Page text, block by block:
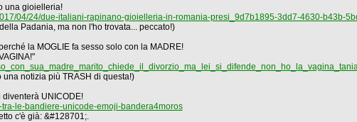
una gioielleria!
04/24/due-italiani-rapinano-gioielleria-in-romania-presi_9d7b1895-3dd7-4630-b43b-
Padania, ma non l'ho trovata... peccato!)
la MOGLIE fa sesso solo con la MADRE!
notizia più TRASH di questa!)
UNICODE!
le-bandiere-unicode-emoji-bandera4moros
c'è già: &#128701;.